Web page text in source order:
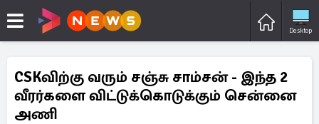
Desktop
CSKவிற்கு வரும் சஞ்சு சாம்சன் - இந்த 2
வீரர்களை விட்டுக்கொடுக்கும் சென்னை
அணி